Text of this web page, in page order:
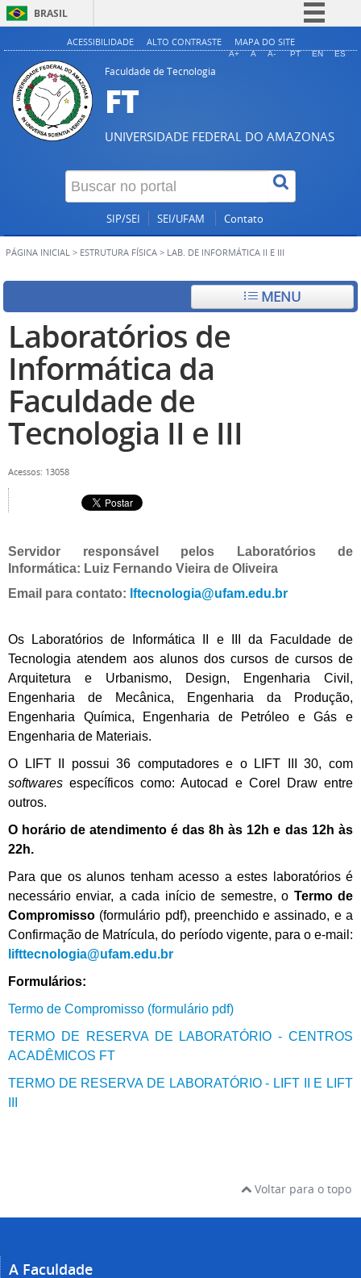
BRASIL
Simplifique!
Legislação
Canais
ACESSIBILIDADE ALTO CONTRASTE MAPA DO SITE
A+ A A- PT EN ES
Faculdade de Tecnologia
FT
UNIVERSIDADE FEDERAL DO AMAZONAS
SIP/SEI SEI/UFAM Contato
PÁGINA INICIAL > ESTRUTURA FÍSICA > LAB. DE INFORMÁTICA II E III
MENU
Laboratórios de
Informática da
Faculdade de
Tecnologia II e III
Acessos: 13058
Servidor responsável pelos Laboratórios de
Informática: Luiz Fernando Vieira de Oliveira
Email para contato: lftecnologia@ufam.edu.br
Os Laboratórios de Informática II e III da Faculdade de
Tecnologia atendem aos alunos dos cursos de cursos de
Arquitetura e Urbanismo, Design, Engenharia Civil,
Engenharia de Mecânica, Engenharia da Produção,
Engenharia Química, Engenharia de Petróleo e Gás e
Engenharia de Materiais.
O LIFT II possui 36 computadores e o LIFT III 30, com
softwares específicos como: Autocad e Corel Draw entre
outros.
O horário de atendimento é das 8h às 12h e das 12h às
22h.
Para que os alunos tenham acesso a estes laboratórios é
necessário enviar, a cada início de semestre, o Termo de
Compromisso (formulário pdf), preenchido e assinado, e a
Confirmação de Matrícula, do período vigente, para o e-mail:
lifttecnologia@ufam.edu.br
Formulários:
Termo de Compromisso (formulário pdf)
TERMO DE RESERVA DE LABORATÓRIO - CENTROS
ACADÊMICOS FT
TERMO DE RESERVA DE LABORATÓRIO - LIFT II E LIFT
Voltar para o topo
A Faculdade